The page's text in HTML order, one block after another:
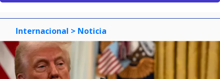
Internacional > Noticia